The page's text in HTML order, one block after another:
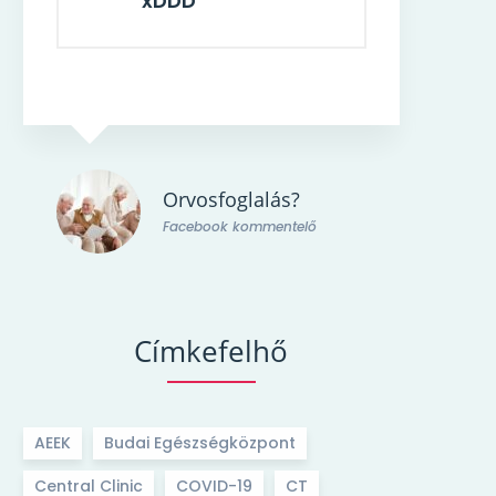
Orvosfoglalás?
Facebook kommentelő
Címkefelhő
AEEK
Budai Egészségközpont
Central Clinic
COVID-19
CT